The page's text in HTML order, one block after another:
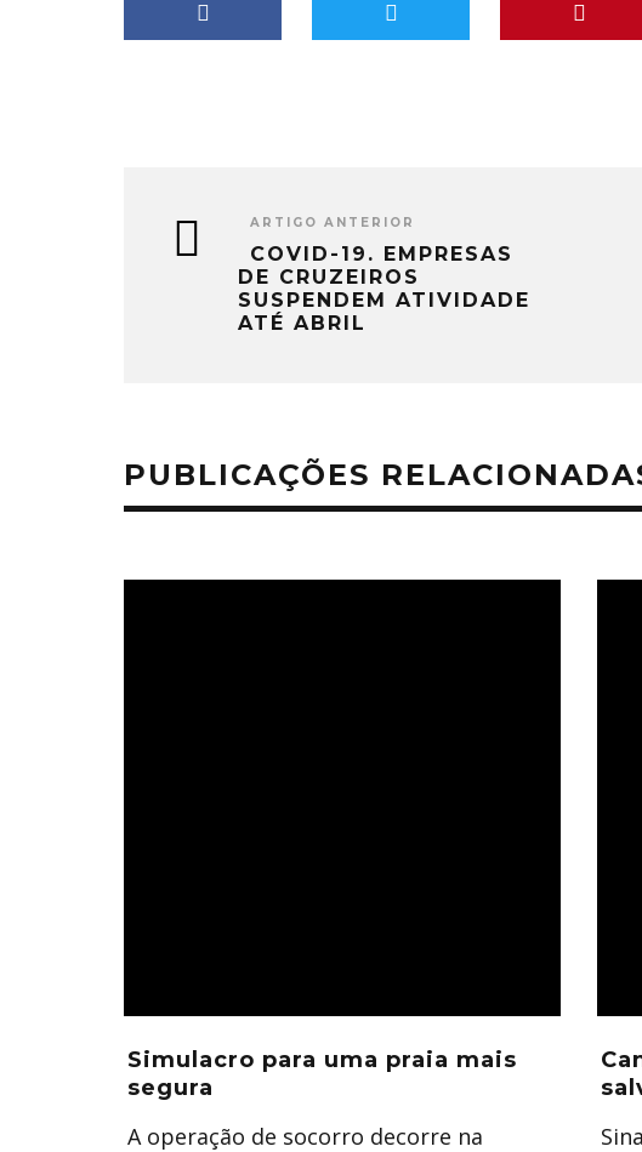
ARTIGO ANTERIOR
COVID-19. EMPRESAS
DE CRUZEIROS
SUSPENDEM ATIVIDADE
ATÉ ABRIL
PUBLICAÇÕES
Simulacro para uma praia mais
segura
A operação de socorro decorre na